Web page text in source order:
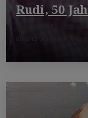
Rudi, 50
Hallo Unbekannter